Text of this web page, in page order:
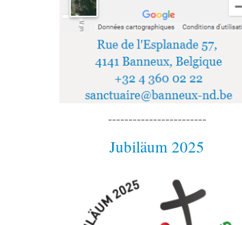
------------------------
Jubiläum 2025